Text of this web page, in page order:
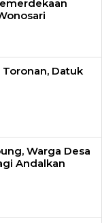
Datuk
Warga Desa
Andalkan